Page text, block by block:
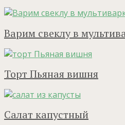
Варим свеклу в
Торт Пьяная вишня
Салат капустный